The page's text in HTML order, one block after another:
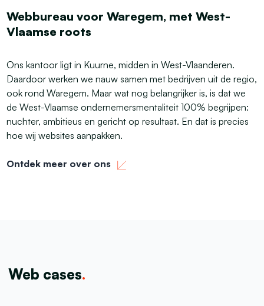
Webbureau voor Waregem, met West-
Vlaamse roots
Ons kantoor ligt in Kuurne, midden in West-Vlaanderen.
Daardoor werken we nauw samen met bedrijven uit de regio,
ook rond Waregem. Maar wat nog belangrijker is, is dat we
de West-Vlaamse ondernemersmentaliteit 100% begrijpen:
nuchter, ambitieus en gericht op resultaat. En dat is precies
hoe wij websites aanpakken.
Ontdek meer over ons
Web cases.